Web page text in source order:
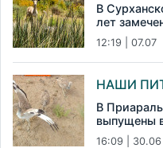
В
лет
12:19 | 07.07
НАШИ
В
выпущены
16:09 | 30.06